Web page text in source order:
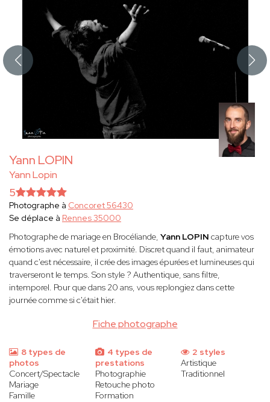
Yann LOPIN
Yann Lopin
Fiche photographe
5
Photographe à Concoret 56430
Se déplace à Rennes 35000
Photographe de mariage en Brocéliande, Yann LOPIN capture vos
émotions avec naturel et proximité. Discret quand il faut, animateur
quand c'est nécessaire, il crée des images épurées et lumineuses qui
traverseront le temps. Son style ? Authentique, sans filtre,
intemporel. Pour que dans 20 ans, vous replongiez dans cette
journée comme si c'était hier.
8 types de
photos
Concert/Spectacle
Mariage
Famille
4 types de
prestations
Photographie
Retouche photo
Formation
2 styles
Artistique
Traditionnel